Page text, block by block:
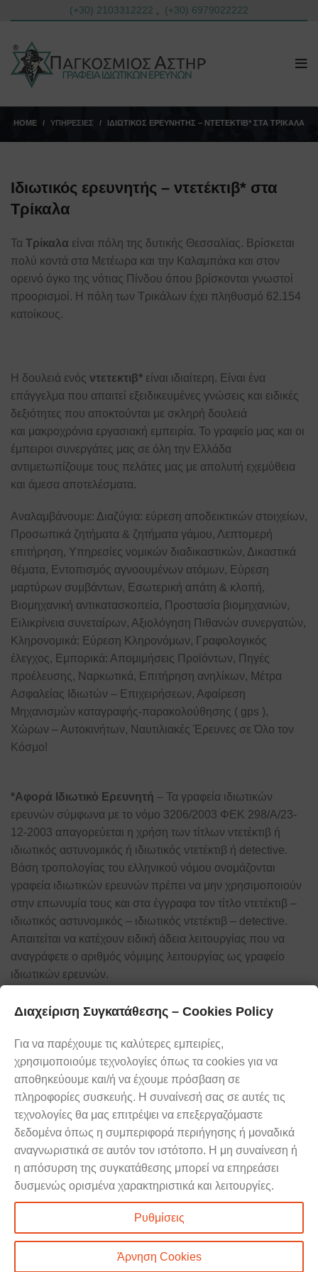
(+30) 2103312222 (+30) 6979022222
HOME ΥΠΗΡΕΣΊΕΣ ΙΔΙΩΤΙΚΌΣ ΕΡΕΥΝΗΤΉΣ – ΝΤΕΤΈΚΤΙΒ* ΣΤΑ ΤΡΊΚΑΛΑ
Ιδιωτικός ερευνητής – ντετέκτιβ* στα
Τρίκαλα
Τα Τρίκαλα είναι πόλη της δυτικής Θεσσαλίας. Βρίσκεται
πολύ κοντά στα Μετέωρα και την Καλαμπάκα και στον
ορεινό όγκο της νότιας Πίνδου όπου βρίσκονται γνωστοί
προορισμοί. Η πόλη των Τρικάλων έχει πληθυσμό 62.154
κατοίκους.
Η δουλειά ενός ντετεκτιβ* είναι ιδιαίτερη. Είναι ένα
επάγγελμα που απαιτεί εξειδικευμένες γνώσεις και ειδικές
δεξιότητες που αποκτούνται με σκληρή δουλειά
και μακροχρόνια εργασιακή εμπειρία. Το γραφείο μας και οι
έμπειροι συνεργάτες μας σε όλη την Ελλάδα
αντιμετωπίζουμε τους πελάτες μας με απολυτή εχεμύθεια
και άμεσα αποτελέσματα.
Αναλαμβάνουμε: Διαζύγια: εύρεση αποδεικτικών στοιχείων,
Προσωπικά ζητήματα & ζητήματα γάμου, Λεπτομερή
επιτήρηση, Υπηρεσίες νομικών διαδικαστικών, Δικαστικά
θέματα, Εντοπισμός αγνοουμένων ατόμων, Εύρεση
μαρτύρων συμβάντων, Εσωτερική απάτη & κλοπή,
Βιομηχανική αντικατασκοπεία, Προστασία βιομηχανιών,
Ειλικρίνεια συνεταίρων, Αξιολόγηση Πιθανών συνεργατών,
Κληρονομικά: Εύρεση Κληρονόμων, Γραφολογικός
έλεγχος, Εμπορικά: Απομιμήσεις Προϊόντων, Πηγές
προέλευσης, Ναρκωτικά, Επιτήρηση ανηλίκων, Μέτρα
Ασφαλείας Ιδιωτών – Επιχειρήσεων, Αφαίρεση
Μηχανισμών καταγραφής-παρακολούθησης ( gps ),
Χώρων – Αυτοκινήτων, Ναυτιλιακές Έρευνες σε Όλο τον
Κόσμο!
*Αφορά Ιδιωτικό Ερευνητή – Τα γραφεία ιδιωτικών
ερευνών σύμφωνα με το νόμο 3206/2003 ΦΕΚ 298/Α/23-
12-2003 απαγορεύεται η χρήση των τίτλων ντετέκτιβ ή
ιδιωτικός αστυνομικός ή ιδιωτικός ντετέκτιβ ή detective.
Βάση τροπολογίας του ελληνικού νόμου ονομάζονται
γραφεία ιδιωτικών ερευνών πρέπει να μην χρησιμοποιούν
στην επωνυμία τους και στα έγγραφα τον τίτλο ντετέκτιβ –
ιδιωτικός αστυνομικός – ιδιωτικός ντετέκτιβ – detective.
Απαιτείται να κατέχουν ειδική άδεια λειτουργίας που να
αναγράφετε ο αριθμός νόμιμης λειτουργίας ως γραφείο
ιδιωτικών ερευνών.
ειδικούς
24 ώρες την ημέρα, 7 μέρες την
εβδομάδα, βρισκόμαστε στη διάθεσή
σας.
τώρα
Προσωπικά Δεδομένα – Cookies Policy|Όροι & Προϋποθέσεις Χρήσης
Αστήρ:
Διαχείριση Συγκατάθεσης – Cookies Policy
Για να παρέχουμε τις καλύτερες εμπειρίες,
χρησιμοποιούμε τεχνολογίες όπως τα cookies για να
αποθηκεύουμε και/ή να έχουμε πρόσβαση σε
πληροφορίες συσκευής. Η συναίνεσή σας σε αυτές τις
τεχνολογίες θα μας επιτρέψει να επεξεργαζόμαστε
δεδομένα όπως η συμπεριφορά περιήγησης ή μοναδικά
αναγνωριστικά σε αυτόν τον ιστότοπο. Η μη συναίνεση ή
η απόσυρση της συγκατάθεσης μπορεί να επηρεάσει
δυσμενώς ορισμένα χαρακτηριστικά και λειτουργίες.
Ρυθμίσεις
Άρνηση Cookies